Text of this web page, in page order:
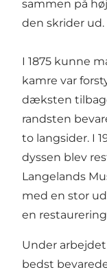
sammen på
den skrider ud.
I 1875 kunne
kamre var
dæksten
randsten
to langsider. I
dyssen blev
Langelands
med en stor
en
Under
bedst